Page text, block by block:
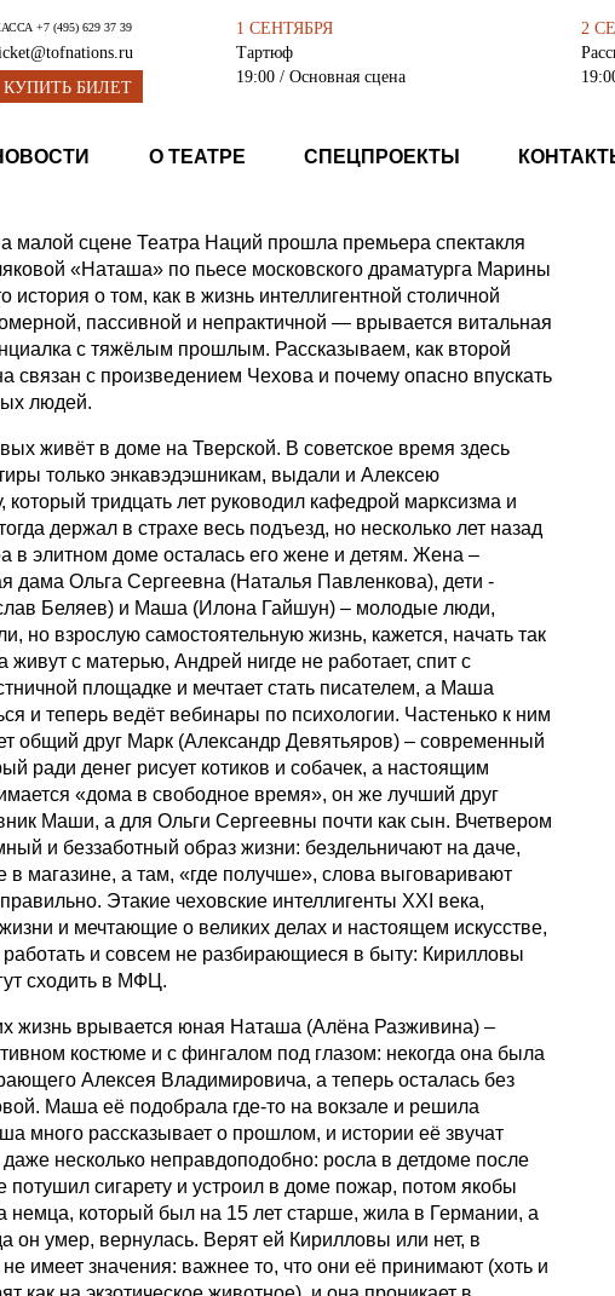
+7 (495) 629 37 39
КУПИТЬ БИЛЕТ
1 СЕНТЯБРЯ
Тартюф
19:00 / Основная сцена
2
О ТЕАТРЕ СПЕЦПРОЕКТЫ
малой сцене Театра Наций прошла премьера спектакля
«Наташа» по пьесе московского драматурга Марины
история о том, как в жизнь интеллигентной столичной
пассивной и непрактичной — врывается витальная
с тяжёлым прошлым. Рассказываем, как второй
связан с произведением Чехова и почему опасно впускать
людей.
живёт в доме на Тверской. В советское время здесь
только энкавэдэшникам, выдали и Алексею
который тридцать лет руководил кафедрой марксизма и
держал в страхе весь подъезд, но несколько лет назад
в элитном доме осталась его жене и детям. Жена –
дама Ольга Сергеевна (Наталья Павленкова), дети -
Беляев) и Маша (Илона Гайшун) – молодые люди,
но взрослую самостоятельную жизнь, кажется, начать так
живут с матерью, Андрей нигде не работает, спит с
площадке и мечтает стать писателем, а Маша
и теперь ведёт вебинары по психологии. Частенько к ним
общий друг Марк (Александр Девятьяров) – современный
ради денег рисует котиков и собачек, а настоящим
«дома в свободное время», он же лучший друг
Маши, а для Ольги Сергеевны почти как сын. Вчетвером
и беззаботный образ жизни: бездельничают на даче,
в магазине, а там, «где получше», слова выговаривают
Этакие чеховские интеллигенты XXI века,
и мечтающие о великих делах и настоящем искусстве,
и совсем не разбирающиеся в быту: Кирилловы
сходить в МФЦ.
жизнь врывается юная Наташа (Алёна Разживина) –
костюме и с фингалом под глазом: некогда она была
Алексея Владимировича, а теперь осталась без
Маша её подобрала где-то на вокзале и решила
много рассказывает о прошлом, и истории её звучат
несколько неправдоподобно: росла в детдоме после
потушил сигарету и устроил в доме пожар, потом якобы
немца, который был на 15 лет старше, жила в Германии, а
он умер, вернулась. Верят ей Кирилловы или нет, в
не имеет значения: важнее то, что они её принимают (хоть и